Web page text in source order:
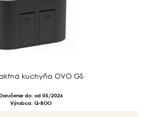
kuchyňa OVO GS
do: od 05/2026
Výrobca: Q-BOO